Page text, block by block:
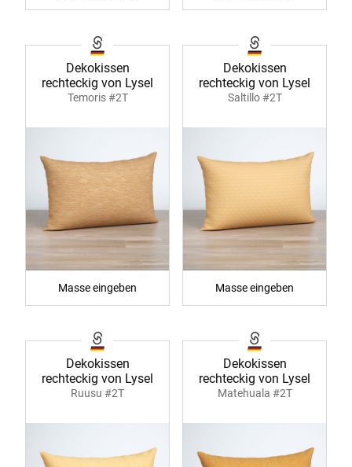
Dekokissen
rechteckig von Lysel
Temoris #2T
Masse eingeben
Dekokissen
rechteckig von Lysel
Saltillo #2T
Masse eingeben
Dekokissen
rechteckig von Lysel
Ruusu #2T
Dekokissen
rechteckig von Lysel
Matehuala #2T